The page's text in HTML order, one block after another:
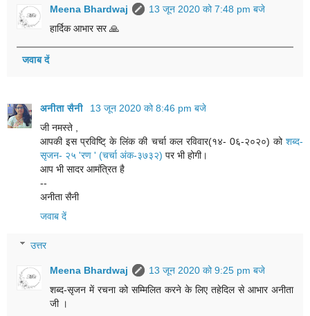
Meena Bhardwaj
13 जून 2020 को 7:48 pm बजे
हार्दिक आभार सर 🙏
जवाब दें
अनीता सैनी
13 जून 2020 को 8:46 pm बजे
जी नमस्ते ,
आपकी इस प्रविष्टि् के लिंक की चर्चा कल रविवार(१४- 0६-२०२०) को शब्द-
सृजन- २५ 'रण ' (चर्चा अंक-३७३२) पर भी होगी।
आप भी सादर आमंत्रित है
--
अनीता सैनी
जवाब दें
उत्तर
Meena Bhardwaj
13 जून 2020 को 9:25 pm बजे
शब्द-सृजन में रचना को सम्मिलित करने के लिए तहेदिल से आभार अनीता
जी ।